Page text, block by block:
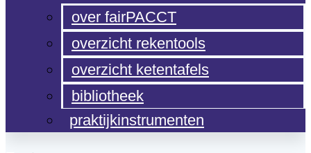
over fairPACCT
overzicht rekentools
overzicht ketentafels
bibliotheek
praktijkinstrumenten